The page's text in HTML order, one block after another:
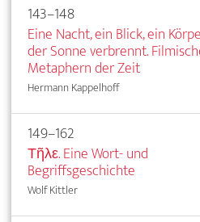
143–148
Eine Nacht, ein Blick, ein
der Sonne verbrennt.
Metaphern der Zeit
Hermann Kappelhoff
149–162
Τῆλε. Eine Wort- und
Begriffsgeschichte
Wolf Kittler